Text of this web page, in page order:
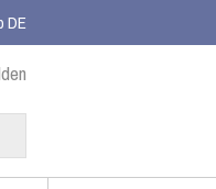
DE